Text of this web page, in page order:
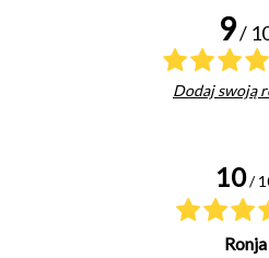
9/
Dodaj swoją
10 /
Ronja